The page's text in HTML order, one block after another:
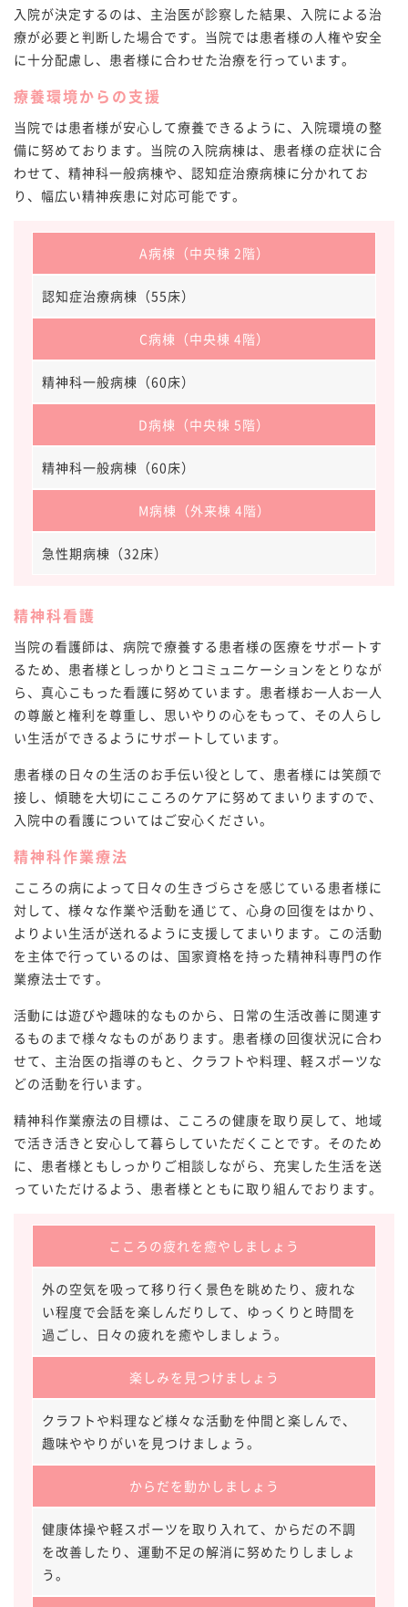
入院が決定するのは、主治医が診察した結果、入院による治
療が必要と判断した場合です。当院では患者様の人権や安全
に十分配慮し、患者様に合わせた治療を行っています。
療養環境からの支援
当院では患者様が安心して療養できるように、入院環境の整
備に努めております。当院の入院病棟は、患者様の症状に合
わせて、精神科一般病棟や、認知症治療病棟に分かれてお
り、幅広い精神疾患に対応可能です。
A病棟（中央棟 2階）
認知症治療病棟（55床）
C病棟（中央棟 4階）
精神科一般病棟（60床）
D病棟（中央棟 5階）
精神科一般病棟（60床）
M病棟（外来棟 4階）
急性期病棟（32床）
精神科看護
当院の看護師は、病院で療養する患者様の医療をサポートす
るため、患者様としっかりとコミュニケーションをとりなが
ら、真心こもった看護に努めています。患者様お一人お一人
の尊厳と権利を尊重し、思いやりの心をもって、その人らし
い生活ができるようにサポートしています。
患者様の日々の生活のお手伝い役として、患者様には笑顔で
接し、傾聴を大切にこころのケアに努めてまいりますので、
入院中の看護についてはご安心ください。
精神科作業療法
こころの病によって日々の生きづらさを感じている患者様に
対して、様々な作業や活動を通じて、心身の回復をはかり、
よりよい生活が送れるように支援してまいります。この活動
を主体で行っているのは、国家資格を持った精神科専門の作
業療法士です。
活動には遊びや趣味的なものから、日常の生活改善に関連す
るものまで様々なものがあります。患者様の回復状況に合わ
せて、主治医の指導のもと、クラフトや料理、軽スポーツな
どの活動を行います。
精神科作業療法の目標は、こころの健康を取り戻して、地域
で活き活きと安心して暮らしていただくことです。そのため
に、患者様ともしっかりご相談しながら、充実した生活を送
っていただけるよう、患者様とともに取り組んでおります。
こころの疲れを癒やしましょう
外の空気を吸って移り行く景色を眺めたり、疲れな
い程度で会話を楽しんだりして、ゆっくりと時間を
過ごし、日々の疲れを癒やしましょう。
楽しみを見つけましょう
クラフトや料理など様々な活動を仲間と楽しんで、
趣味ややりがいを見つけましょう。
からだを動かしましょう
健康体操や軽スポーツを取り入れて、からだの不調
を改善したり、運動不足の解消に努めたりしましょ
う。